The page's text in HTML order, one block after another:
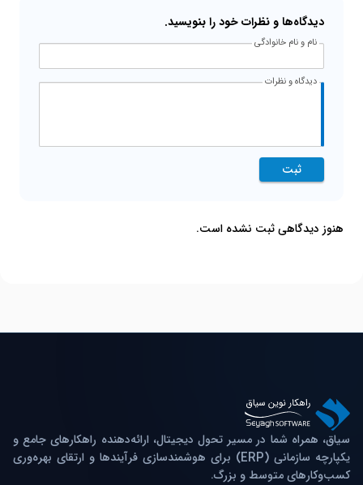
دیدگاه‌ها و نظرات خود را بنویسید.
نام و نام خانوادگی
دیدگاه و نظرات
ثبت
هنوز دیدگاهی ثبت نشده است.
سیاق، همراه شما در مسیر تحول دیجیتال، ارائه‌دهنده راهکارهای جامع و
یکپارچه سازمانی (ERP) برای هوشمندسازی فرآیندها و ارتقای بهره‌وری
کسب‌وکارهای متوسط و بزرگ.